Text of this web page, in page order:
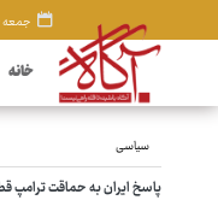
جمعه ۱۶ مرداد ۱۴۰۵
خانه
سیاسی
پاسخ ایران به حماقت